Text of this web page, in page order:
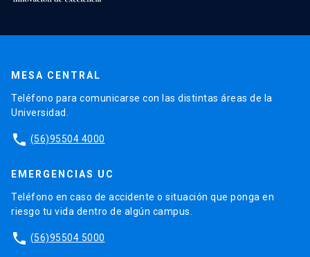
MESA CENTRAL
Teléfono para comunicarse con las distintas áreas de la
Universidad.
phone (56)95504 4000
EMERGENCIAS UC
Teléfono en caso de accidente o situación que ponga en
riesgo tu vida dentro de algún campus.
phone (56)95504 5000